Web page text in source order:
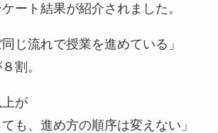
ート結果が紹介されました。
同じ流れで授業を進めている」
割。
が
ても、進め方の順序は変えない」